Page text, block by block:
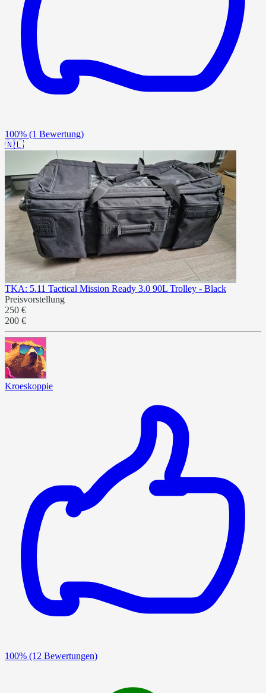
100% (1 Bewertung)
🇳🇱
TKA: 5.11 Tactical Mission Ready 3.0 90L Trolley - Black
Preisvorstellung
250 €
200 €
Kroeskoppie
100% (12 Bewertungen)